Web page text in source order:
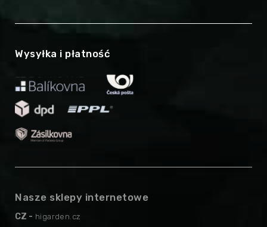
Wysyłka i płatność
Nasze sklepy internetowe
CZ - higarden.cz